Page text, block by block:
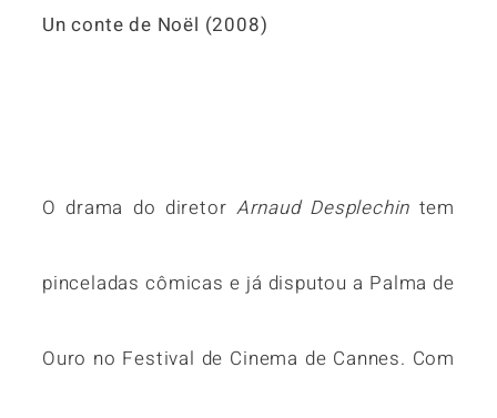
Un conte de Noël (2008)
O drama do diretor Arnaud Desplechin tem
pinceladas cômicas e já disputou a Palma de
Ouro no Festival de Cinema de Cannes. Com